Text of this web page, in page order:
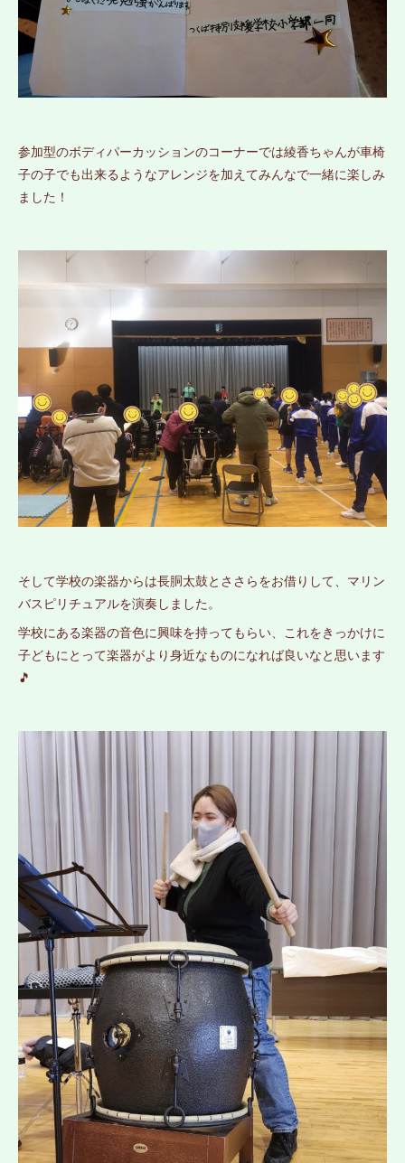
参加型のボディパーカッションのコーナーでは綾香ちゃんが車椅
子の子でも出来るようなアレンジを加えてみんなで一緒に楽しみ
ました！
そして学校の楽器からは長胴太鼓とささらをお借りして、マリン
バスピリチュアルを演奏しました。
学校にある楽器の音色に興味を持ってもらい、これをきっかけに
子どもにとって楽器がより身近なものになれば良いなと思います
🎵